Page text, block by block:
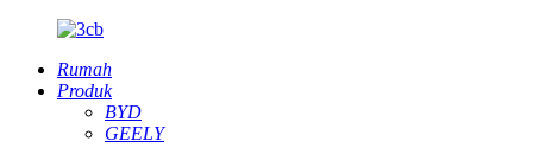
Rumah
Produk
BYD
GEELY